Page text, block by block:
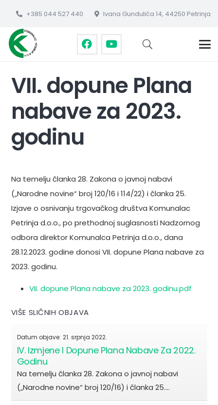
+385 044 527 440 Ivana Gundulića 14, 44250 Petrinja
VII. dopune Plana
nabave za 2023.
godinu
Na temelju članka 28. Zakona o javnoj nabavi
(„Narodne novine“ broj 120/16 i 114/22) i članka 25.
Izjave o osnivanju trgovačkog društva Komunalac
Petrinja d.o.o., po prethodnoj suglasnosti Nadzornog
odbora direktor Komunalca Petrinja d.o.o., dana
28.12.2023. godine donosi VII. dopune Plana nabave za
2023. godinu.
VII. dopune Plana nabave za 2023. godinu.pdf
VIŠE SLIČNIH OBJAVA
Datum objave: 21. srpnja 2022.
IV. Izmjene I Dopune Plana Nabave Za 2022.
Godinu
Na temelju članka 28. Zakona o javnoj nabavi
(„Narodne novine“ broj 120/16) i članka 25.…